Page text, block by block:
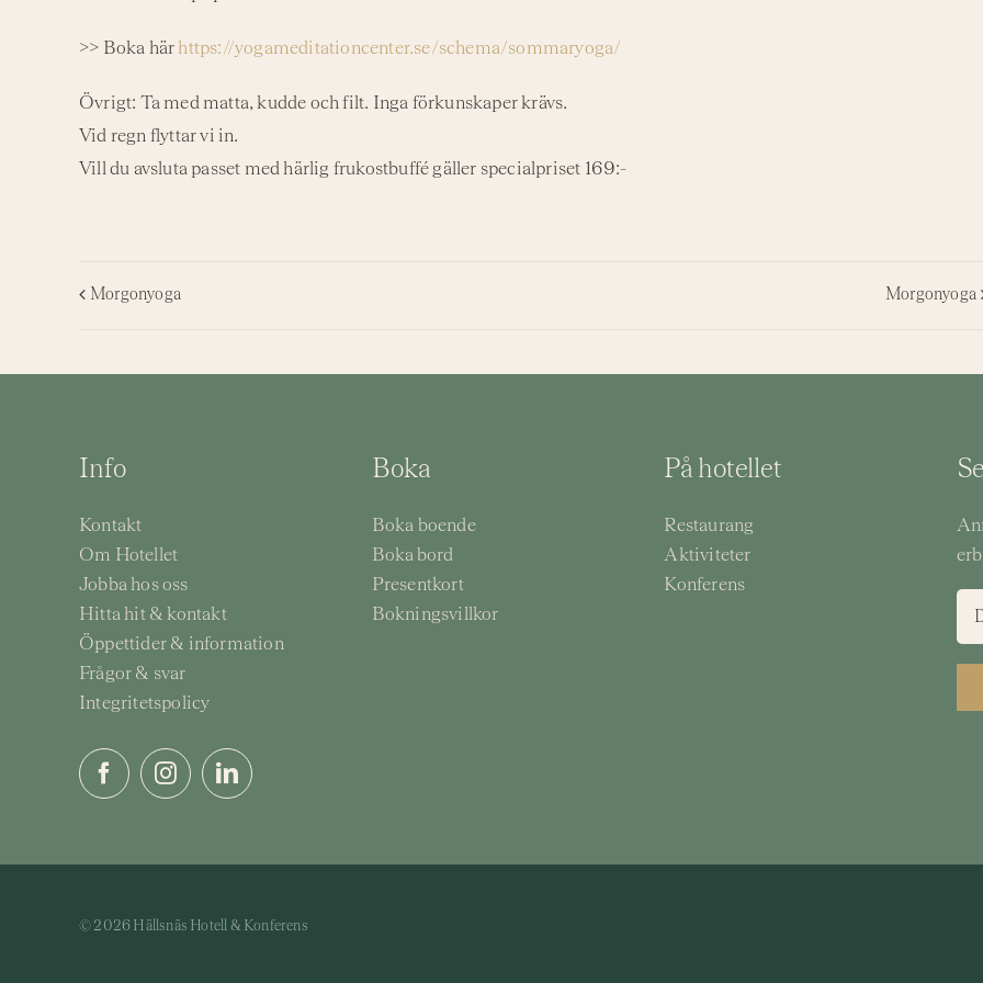
>> Boka här https://yogameditationcenter.se/schema/sommaryoga/
Övrigt: Ta med matta, kudde och filt. Inga förkunskaper krävs.
Vid regn flyttar vi in.
Vill du avsluta passet med härlig frukostbuffé gäller specialpriset 169:-
Morgonyoga Morgonyoga
Info
Kontakt
Om Hotellet
Jobba hos oss
Hitta hit & kontakt
Öppettider & information
Frågor & svar
Integritetspolicy
Boka
Boka boende
Boka bord
Presentkort
Bokningsvillkor
På hotellet
Restaurang
Aktiviteter
Konferens
© 2026 Hällsnäs Hotell & Konferens